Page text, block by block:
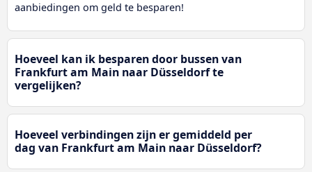
aanbiedingen om geld te besparen!
Hoeveel kan ik besparen door bussen van
Frankfurt am Main naar Düsseldorf te
vergelijken?
Hoeveel verbindingen zijn er gemiddeld per
dag van Frankfurt am Main naar Düsseldorf?